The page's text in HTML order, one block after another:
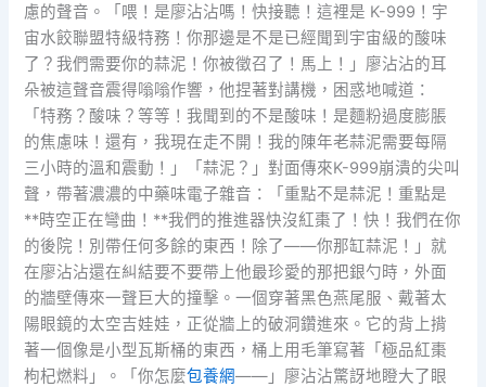
慮的聲音。「喂！是廖沾沾嗎！快接聽！這裡是 K-999！宇
宙水餃聯盟特級特務！你那邊是不是已經聞到宇宙級的酸味
了？我們需要你的蒜泥！你被徵召了！馬上！」廖沾沾的耳
朵被這聲音震得嗡嗡作響，他捏著對講機，困惑地喊道：
「特務？酸味？等等！我聞到的不是酸味！是麵粉過度膨脹
的焦慮味！還有，我現在走不開！我的陳年老蒜泥需要每隔
三小時的溫和震動！」「蒜泥？」對面傳來K-999崩潰的尖叫
聲，帶著濃濃的中藥味電子雜音：「重點不是蒜泥！重點是
**時空正在彎曲！**我們的推進器快沒紅棗了！快！我們在你
的後院！別帶任何多餘的東西！除了——你那缸蒜泥！」就
在廖沾沾還在糾結要不要帶上他最珍愛的那把銀勺時，外面
的牆壁傳來一聲巨大的撞擊。一個穿著黑色燕尾服、戴著太
陽眼鏡的太空吉娃娃，正從牆上的破洞鑽進來。它的背上揹
著一個像是小型瓦斯桶的東西，桶上用毛筆寫著「極品紅棗
枸杞燃料」。「你怎麼包養網——」廖沾沾驚訝地瞪大了眼